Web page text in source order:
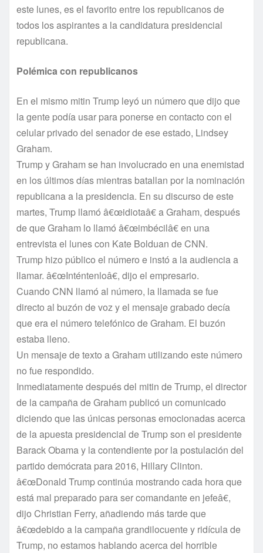
este lunes, es el favorito entre los republicanos de
todos los aspirantes a la candidatura presidencial
republicana.
Polémica con republicanos
En el mismo mitin Trump leyó un número que dijo que
la gente podí­a usar para ponerse en contacto con el
celular privado del senador de ese estado, Lindsey
Graham.
Trump y Graham se han involucrado en una enemistad
en los últimos dí­as mientras batallan por la nominación
republicana a la presidencia. En su discurso de este
martes, Trump llamó â€œidiotaâ€ a Graham, después
de que Graham lo llamó â€œimbécilâ€ en una
entrevista el lunes con Kate Bolduan de CNN.
Trump hizo público el número e instó a la audiencia a
llamar. â€œInténtenloâ€, dijo el empresario.
Cuando CNN llamó al número, la llamada se fue
directo al buzón de voz y el mensaje grabado decí­a
que era el número telefónico de Graham. El buzón
estaba lleno.
Un mensaje de texto a Graham utilizando este número
no fue respondido.
Inmediatamente después del mitin de Trump, el director
de la campaña de Graham publicó un comunicado
diciendo que las únicas personas emocionadas acerca
de la apuesta presidencial de Trump son el presidente
Barack Obama y la contendiente por la postulación del
partido demócrata para 2016, Hillary Clinton.
â€œDonald Trump continúa mostrando cada hora que
está mal preparado para ser comandante en jefeâ€,
dijo Christian Ferry, añadiendo más tarde que
â€œdebido a la campaña grandilocuente y ridí­cula de
Trump, no estamos hablando acerca del horrible